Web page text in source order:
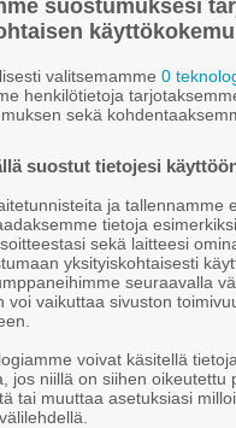
suostumuksesi
valitsemamme0
henkilötietoja
sekä
suostut tietojesi
ja tallennamme
tietoja
sekä laitteesi
yksityiskohtaisesti
seuraavalla
voi vaikuttaa sivuston
voivat käsitellä
jos niillä on siihen oikeutettu
tai muuttaa asetuksiasi